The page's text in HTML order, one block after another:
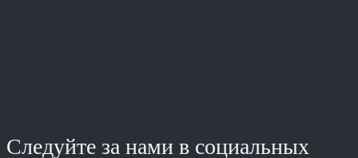
Следуйте за нами в социальных